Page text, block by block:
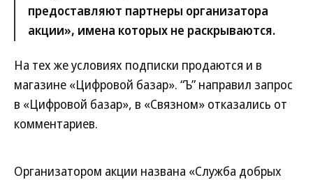
предоставляют партнеры организатора
акции», имена которых не раскрываются.
На тех же условиях подписки продаются и в
магазине «Цифровой базар». “Ъ” направил запрос
в «Цифровой базар», в «Связном» отказались от
комментариев.
Организатором акции названа «Служба добрых